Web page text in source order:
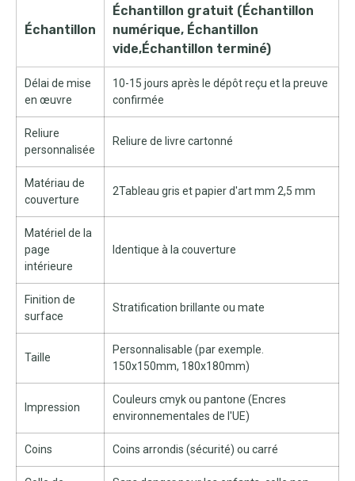
Échantillon
Échantillon gratuit (Échantillon
numérique, Échantillon
vide,Échantillon terminé)
Délai de mise
en œuvre
10-15 jours après le dépôt reçu et la preuve
confirmée
Reliure
personnalisée
Reliure de livre cartonné
Matériau de
couverture
2Tableau gris et papier d'art mm 2,5 mm
Matériel de la
page
intérieure
Identique à la couverture
Finition de
surface
Stratification brillante ou mate
Taille
Personnalisable (par exemple.
150x150mm, 180x180mm)
Impression
Couleurs cmyk ou pantone (Encres
environnementales de l'UE)
Coins Coins arrondis (sécurité) ou carré